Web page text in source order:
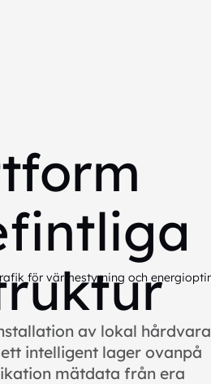
av lokal hårdvara
intelligent lager ovanpå
mätdata från era